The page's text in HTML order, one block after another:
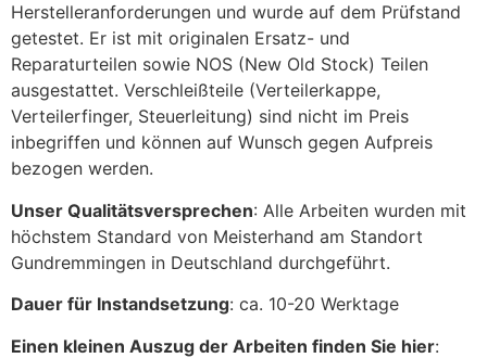
Herstelleranforderungen und wurde auf dem Prüfstand
getestet. Er ist mit originalen Ersatz- und
Reparaturteilen sowie NOS (New Old Stock) Teilen
ausgestattet. Verschleißteile (Verteilerkappe,
Verteilerfinger, Steuerleitung) sind nicht im Preis
inbegriffen und können auf Wunsch gegen Aufpreis
bezogen werden.
Unser Qualitätsversprechen: Alle Arbeiten wurden mit
höchstem Standard von Meisterhand am Standort
Gundremmingen in Deutschland durchgeführt.
Dauer für Instandsetzung: ca. 10-20 Werktage
Einen kleinen Auszug der Arbeiten finden Sie hier: